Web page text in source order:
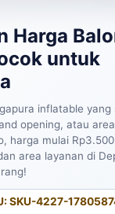
Harga
untuk
inflatable
opening, atau
harga mulai
area layanan di
SKU-4227-